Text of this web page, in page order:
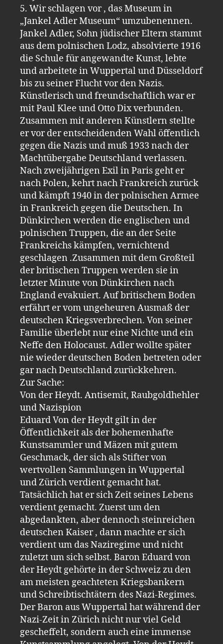
5. Wir schlagen vor , das Museum in
„Jankel Adler Museum“ umzubenennen.
Jankel Adler, Sohn jüdischer Eltern stammt
aus dem polnischen Lodz, absolvierte 1916
die Schule für angewandte Kunst, lebte
und arbeitete in Wuppertal und Düsseldorf
bis zu seiner Flucht vor den Nazis.
Künstlerisch und freundschaftlich war er
mit Paul Klee und Otto Dix verbunden.
Zusammen mit anderen Künstlern stellte
er vor der entscheidenden Wahl öffentlich
gegen die Nazis und muß 1933 nach der
Machtübergabe Deutschland verlassen.
Nach zweijährigen Exil in Paris geht er
nach Polen, kehrt nach Frankreich zurück
und kämpft 1940 in der polnischen Armee
in Frankreich gegen die Deutschen. In
Dünkirchen werden die englischen und
polnischen Truppen, die an der Seite
Frankreichs kämpfen, vernichtend
geschlagen .Zusammen mit dem Großteil
der britischen Truppen werden sie in
letzter Minute von Dünkirchen nach
England evakuiert. Auf britischem Boden
erfährt er vom ungeheuren Ausmaß der
deutschen Kriegsverbrechen. Von seiner
Familie überlebt nur eine Nichte und ein
Neffe den Holocaust. Adler wollte später
nie wieder deutschen Boden betreten oder
gar nach Deutschland zurückkehren.
Zur Sache:
Von der Heydt. Antisemit, Raubgoldhehler
und Nazispion
Eduard Von der Heydt gilt in der
Öffentlichkeit als der bohemenhafte
Kunstsammler und Mäzen mit gutem
Geschmack, der sich als Stifter von
wertvollen Sammlungen in Wuppertal
und Zürich verdient gemacht hat.
Tatsächlich hat er sich Zeit seines Lebens
verdient gemacht. Zuerst um den
abgedankten, aber dennoch steinreichen
deutschen Kaiser , dann machte er sich
verdient um das Naziregime und nicht
zuletzt um sich selbst. Baron Eduard von
der Heydt gehörte in der Schweiz zu den
am meisten geachteten Kriegsbankern
und Schreibtischtätern des Nazi-Regimes.
Der Baron aus Wuppertal hat während der
Nazi-Zeit in Zürich nicht nur viel Geld
gescheffelt, sondern auch eine immense